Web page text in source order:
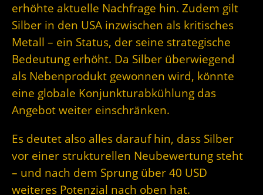
erhöhte aktuelle Nachfrage hin. Zudem gilt
Silber in den USA inzwischen als kritisches
Metall – ein Status, der seine strategische
Bedeutung erhöht. Da Silber überwiegend
als Nebenprodukt gewonnen wird, könnte
eine globale Konjunkturabkühlung das
Angebot weiter einschränken.
Es deutet also alles darauf hin, dass Silber
vor einer strukturellen Neubewertung steht
– und nach dem Sprung über 40 USD
weiteres Potenzial nach oben hat.